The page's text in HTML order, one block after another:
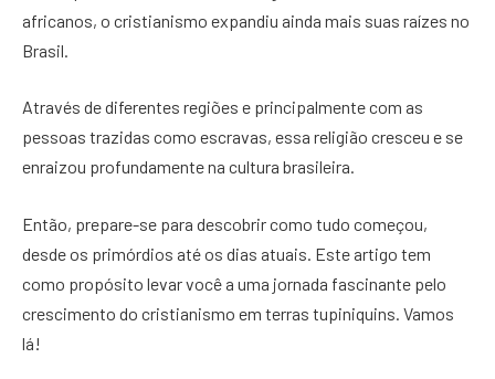
africanos, o cristianismo expandiu ainda mais suas raízes no
Brasil.
Através de diferentes regiões e principalmente com as
pessoas trazidas como escravas, essa religião cresceu e se
enraizou profundamente na cultura brasileira.
Então, prepare-se para descobrir como tudo começou,
desde os primórdios até os dias atuais. Este artigo tem
como propósito levar você a uma jornada fascinante pelo
crescimento do cristianismo em terras tupiniquins. Vamos
lá!